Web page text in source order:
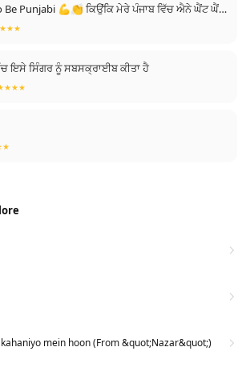
Punjabi 💪👏 ਕਿਉਂਕਿ ਮੇਰੇ ਪੰਜਾਬ ਵਿੱਚ ਐਨੇ ਘੈਂਟ ਘੈਂਟ
ਇਸੇ ਸਿੰਗਰ ਨੂੰ ਸਬਸਕ੍ਰਾਈਬ ਕੀਤਾ ਹੈ
mein hoon (From &quot;Nazar&quot;)